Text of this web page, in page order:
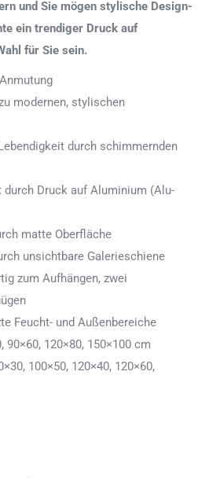
und Sie mögen stylische Design-
ein trendiger Druck auf
für Sie sein.
modernen, stylischen
durch schimmernden
Druck auf Aluminium (Alu-
matte Oberfläche
unsichtbare Galerieschiene
zum Aufhängen, zwei
Feucht- und Außenbereiche
90×60, 120×80, 150×100 cm
100×50, 120×40, 120×60,